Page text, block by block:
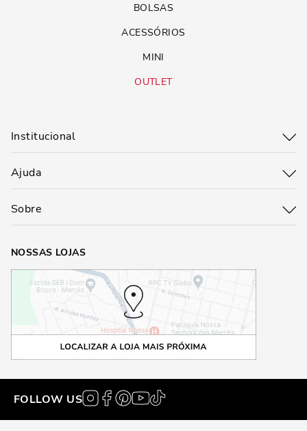
BOLSAS
ACESSÓRIOS
MINI
OUTLET
Institucional
Ajuda
Sobre
NOSSAS LOJAS
FOLLOW US